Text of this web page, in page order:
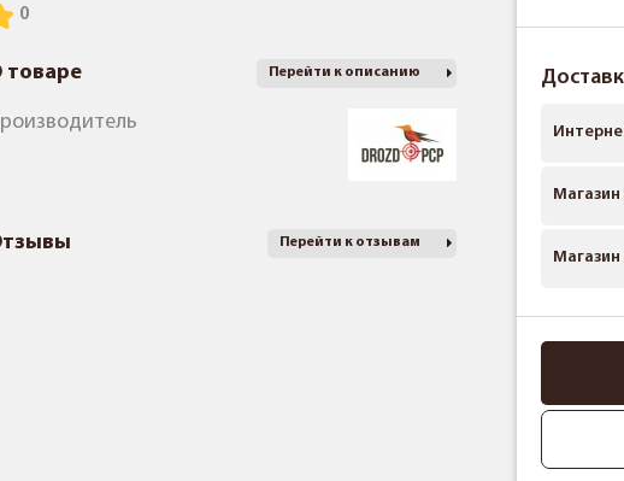
товаре Перейти к описанию
Перейти к отзывам
Магазин